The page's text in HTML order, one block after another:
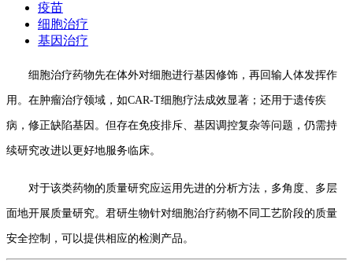
疫苗
细胞治疗
基因治疗
细胞治疗药物先在体外对细胞进行基因修饰，再回输人体发挥作
用。在肿瘤治疗领域，如CAR-T细胞疗法成效显著；还用于遗传疾
病，修正缺陷基因。但存在免疫排斥、基因调控复杂等问题，仍需持
续研究改进以更好地服务临床。
对于该类药物的质量研究应运用先进的分析方法，多角度、多层
面地开展质量研究。君研生物针对细胞治疗药物不同工艺阶段的质量
安全控制， 可以提供相应的检测产品。